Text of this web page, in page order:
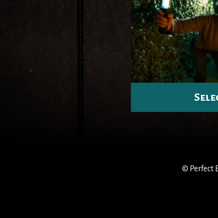
© Perfect